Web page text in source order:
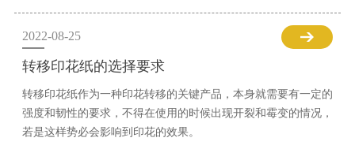
2022-08-25
转移印花纸的选择要求
转移印花纸作为一种印花转移的关键产品，本身就需要有一定的
强度和韧性的要求，不得在使用的时候出现开裂和霉变的情况，
若是这样势必会影响到印花的效果。